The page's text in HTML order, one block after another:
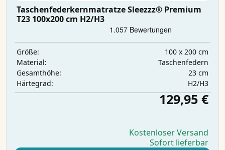
Taschenfederkernmatratze Sleezzz® Premium
T23 100x200 cm H2/H3
Größe:
100 x 200 cm
Material:
Taschenfedern
Gesamthöhe:
23 cm
Härtegrad:
H2/H3
129,95 €
Kostenloser Versand
Sofort lieferbar